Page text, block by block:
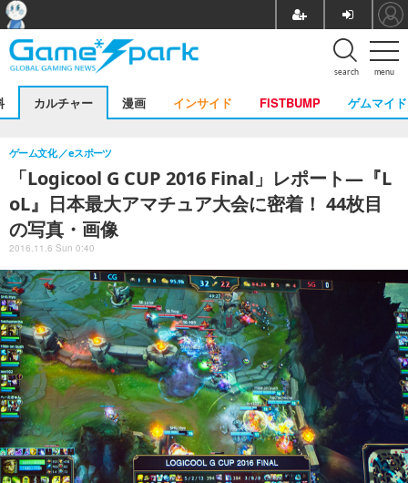
menu
search
カルチャー 漫画 インサイド FISTBUMP ゲムマイド
「Logicool G CUP 2016 Final」レポート―『L
oL』日本最大アマチュア大会に密着！ 44枚目
の写真・画像
ゲーム文化 eスポーツ
2016.11.6 Sun 0:40